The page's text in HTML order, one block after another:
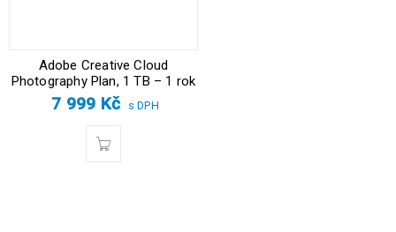
Adobe Creative Cloud
Photography Plan, 1 TB – 1 rok
7 999 Kč s DPH